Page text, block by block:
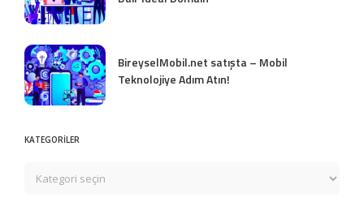
BireyselMobil.net satışta – Mobil
Teknolojiye Adım Atın!
KATEGORİLER